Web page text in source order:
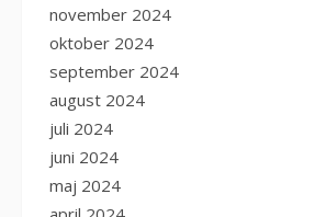
november 2024
oktober 2024
september 2024
august 2024
juli 2024
juni 2024
maj 2024